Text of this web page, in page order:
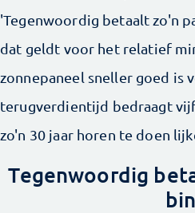
'Tegenwoordig betaalt zo'n
dat geldt voor het relatief
zonnepaneel sneller goed is
terugverdientijd bedraagt
zo'n 30 jaar horen te doen
Tegenwoordig